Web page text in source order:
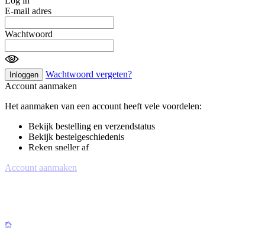
E-mail adres
Wachtwoord
Inloggen
Wachtwoord vergeten?
Account aanmaken
Het aanmaken van een account heeft vele voordelen:
Bekijk bestelling en verzendstatus
Bekijk bestelgeschiedenis
Reken sneller af
Account aanmaken